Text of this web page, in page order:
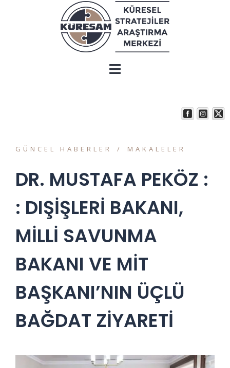
GÜNCEL HABERLER MAKALELER
DR. MUSTAFA PEKÖZ :
: DIŞİŞLERİ BAKANI,
MİLLİ SAVUNMA
BAKANI VE MİT
BAŞKANI’NIN ÜÇLÜ
BAĞDAT ZİYARETİ